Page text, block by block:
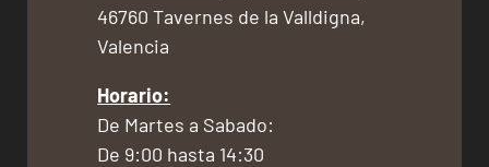
46760 Tavernes de la Valldigna,
Valencia
Horario:
De Martes a Sabado:
De 9:00 hasta 14:30